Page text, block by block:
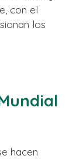
con el
los
hacen